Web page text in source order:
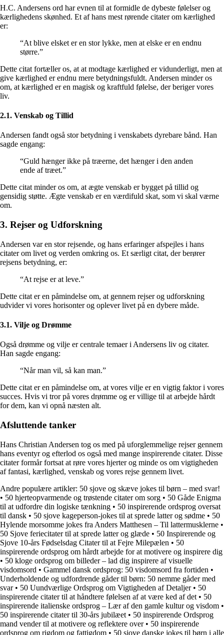
H.C. Andersens ord har evnen til at formidle de dybeste følelser og
kærlighedens skønhed. Et af hans mest rørende citater om kærlighed
er:
“At blive elsket er en stor lykke, men at elske er en endnu
større.”
Dette citat fortæller os, at at modtage kærlighed er vidunderligt, men at
give kærlighed er endnu mere betydningsfuldt. Andersen minder os
om, at kærlighed er en magisk og kraftfuld følelse, der beriger vores
liv.
2.1. Venskab og Tillid
Andersen fandt også stor betydning i venskabets dyrebare bånd. Han
sagde engang:
“Guld hænger ikke på træerne, det hænger i den anden
ende af træet.”
Dette citat minder os om, at ægte venskab er bygget på tillid og
gensidig støtte. Ægte venskab er en værdifuld skat, som vi skal værne
om.
3. Rejser og Udforskning
Andersen var en stor rejsende, og hans erfaringer afspejles i hans
citater om livet og verden omkring os. Et særligt citat, der berører
rejsens betydning, er:
“At rejse er at leve.”
Dette citat er en påmindelse om, at gennem rejser og udforskning
udvider vi vores horisonter og oplever livet på en dybere måde.
3.1. Vilje og Drømme
Også drømme og vilje er centrale temaer i Andersens liv og citater.
Han sagde engang:
“Når man vil, så kan man.”
Dette citat er en påmindelse om, at vores vilje er en vigtig faktor i vores
succes. Hvis vi tror på vores drømme og er villige til at arbejde hårdt
for dem, kan vi opnå næsten alt.
Afsluttende tanker
Hans Christian Andersen tog os med på uforglemmelige rejser gennem
hans eventyr og efterlod os også med mange inspirerende citater. Disse
citater formår fortsat at røre vores hjerter og minde os om vigtigheden
af fantasi, kærlighed, venskab og vores rejse gennem livet.
Andre populære artikler: 50 sjove og skæve jokes til børn – med svar!
• 50 hjerteopvarmende og trøstende citater om sorg • 50 Gåde Enigma
til at udfordre din logiske tænkning • 50 inspirerende ordsprog oversat
til dansk • 50 sjove kageperson-jokes til at sprede latter og sødme • 50
Hylende morsomme jokes fra Anders Matthesen – Til lattermusklerne •
50 Sjove feriecitater til at sprede latter og glæde • 50 Inspirerende og
Sjove 10-års Fødselsdag Citater til at Fejre Milepælen • 50
inspirerende ordsprog om hårdt arbejde for at motivere og inspirere dig
• 50 kloge ordsprog om billeder – lad dig inspirere af visuelle
visdomsord • Gammel dansk ordsprog: 50 visdomsord fra fortiden •
Underholdende og udfordrende gåder til børn: 50 nemme gåder med
svar• 50 Uundværlige Ordsprog om Vigtigheden af Detaljer• 50
inspirerende citater til at håndtere følelsen af at være ked af det • 50
inspirerende italienske ordsprog – Lær af den gamle kultur og visdom •
50 inspirerende citater til 30-års jubilæet • 50 inspirerende Ordsprog
mand vender til at motivere og reflektere over• 50 inspirerende
ordsprog om rigdom og fattigdom • 50 sjove danske jokes til børn i alle